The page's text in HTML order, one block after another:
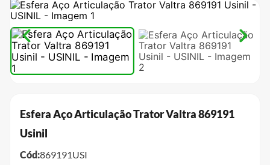
Esfera Aço Articulação Trator Valtra 869191
Usinil
Cód:869191USI